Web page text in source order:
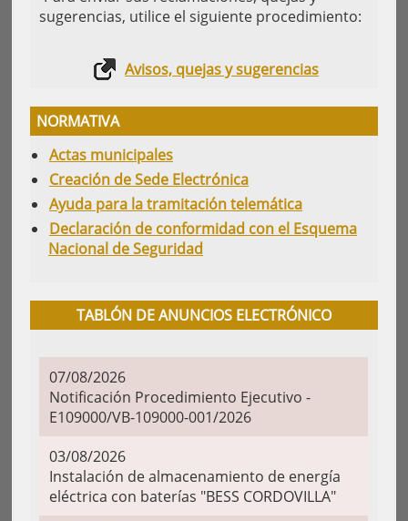
sugerencias, utilice el siguiente procedimiento:
Avisos, quejas y sugerencias
NORMATIVA
Actas municipales
Creación de Sede Electrónica
Ayuda para la tramitación telemática
Declaración de conformidad con el Esquema
Nacional de Seguridad
TABLÓN DE ANUNCIOS ELECTRÓNICO
07/08/2026
Notificación Procedimiento Ejecutivo -
E109000/VB-109000-001/2026
03/08/2026
Instalación de almacenamiento de energía
eléctrica con baterías "BESS CORDOVILLA"